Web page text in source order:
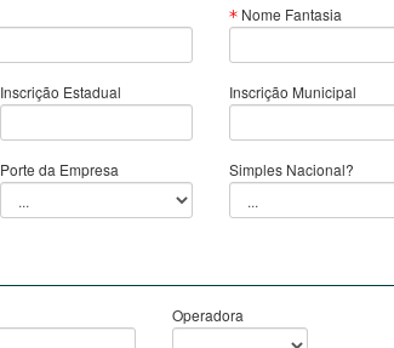
Nome Fantasia
Inscrição Estadual Inscrição Municipal
Porte da Empresa Simples Nacional?
Operadora